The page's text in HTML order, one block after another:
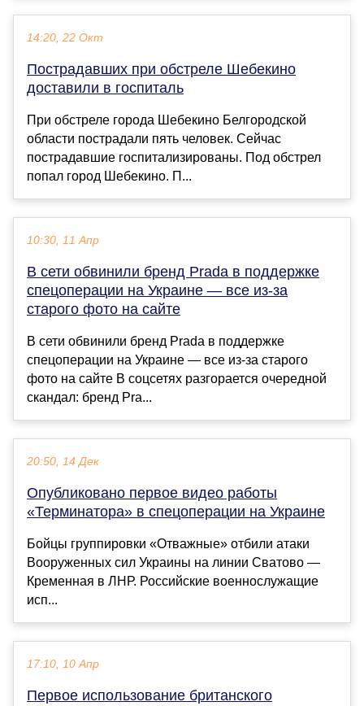
14:20, 22 Окт
Пострадавших при обстреле Шебекино
доставили в госпиталь
При обстреле города Шебекино Белгородской
области пострадали пять человек. Сейчас
пострадавшие госпитализированы. Под обстрел
попал город Шебекино. П...
10:30, 11 Апр
В сети обвинили бренд Prada в поддержке
спецоперации на Украине — все из-за
старого фото на сайте
В сети обвинили бренд Prada в поддержке
спецоперации на Украине — все из-за старого
фото на сайте В соцсетях разгорается очередной
скандал: бренд Pra...
20:50, 14 Дек
Опубликовано первое видео работы
«Терминатора» в спецоперации на Украине
Бойцы группировки «Отважные» отбили атаки
Вооруженных сил Украины на линии Сватово —
Кременная в ЛНР. Российские военнослужащие
исп...
17:10, 10 Апр
Первое использование британского